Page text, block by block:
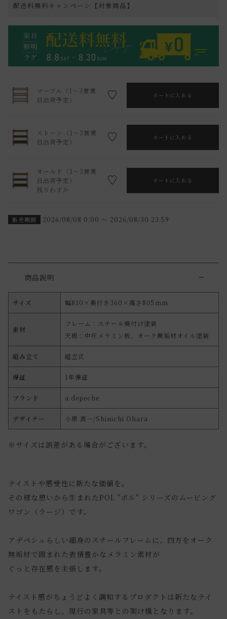
配送料無料キャンペーン【対象商品】
マーブル（1～3営業
日出荷予定）
カートに入れる
ストーン（1～3営業
日出荷予定）
カートに入れる
オールド（1～3営業
日出荷予定）
残りわずか
カートに入れる
販売期間 2026/08/08 0:00 〜 2026/08/30 23:59
商品説明
サイズ 幅810×奥行き360×高さ805mm
素材
フレーム：スチール焼付け塗装
天板：中圧メラミン板、オーク無垢材オイル塗装
組み立て 組立式
保証 1年保証
ブランド a.depeche
デザイナー 小原 真一/Shinichi Ohara
※サイズは誤差がある場合がございます。
テイストや感受性に新たな価値を。
その様な思いから生まれたPOL "ポル" シリーズのムービング
ワゴン（ラージ）です。
アデペシュらしい細身のスチールフレームに、四方をオーク
無垢材で囲まれた表情豊かなメラミン素材が
ぐっと存在感を主張します。
テイスト感がちょうどよく調和するプロダクトは新たなテイ
ストをもたらし、現行の家具等との架け橋となります。